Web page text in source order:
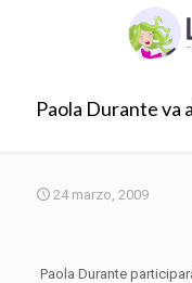
Paola Durante va
24 marzo, 2009
Paola Durante